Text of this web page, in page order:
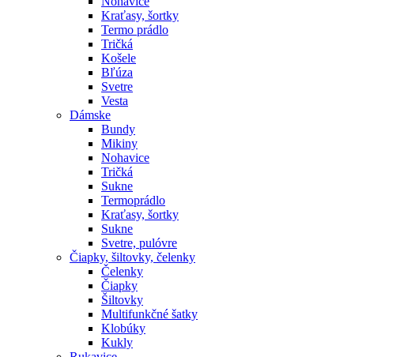
Kraťasy, šortky
Termo prádlo
Tričká
Košele
Bľúza
Svetre
Vesta
Dámske
Bundy
Mikiny
Nohavice
Tričká
Sukne
Termoprádlo
Kraťasy, šortky
Sukne
Svetre, pulóvre
Čiapky, šiltovky, čelenky
Čelenky
Čiapky
Šiltovky
Multifunkčné šatky
Klobúky
Kukly